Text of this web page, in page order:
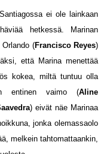
ei ole lainkaan
hetkessä. Marinan
(Francisco Reyes)
että Marina menettää
kokea, miltä tuntuu olla
entinen vaimo (Aline
) eivät näe Marinaa
jonka olemassaolo
melkein tahtomattaankin,